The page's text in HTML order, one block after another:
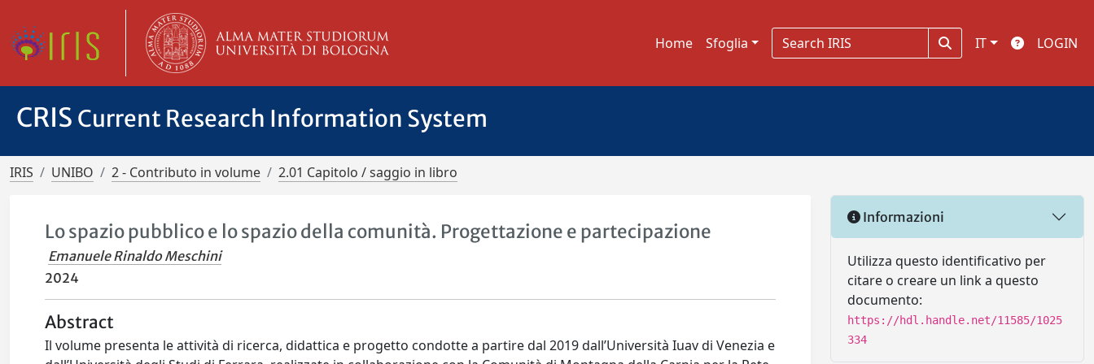
Home Sfoglia IT LOGIN
CRIS Current Research Information System
IRIS UNIBO 2 - Contributo in volume 2.01 Capitolo / saggio in libro
Lo spazio pubblico e lo spazio della comunità. Progettazione e partecipazione
Emanuele Rinaldo Meschini
2024
Abstract
Il volume presenta le attività di ricerca, didattica e progetto condotte a partire dal 2019 dall’Università Iuav di Venezia e
Informazioni
Utilizza questo identificativo per
citare o creare un link a questo
documento:
https://hdl.handle.net/11585/1025
334